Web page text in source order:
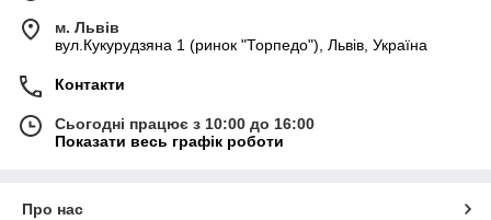
м. Львів
вул.Кукурудзяна 1 (ринок "Торпедо"), Львів, Україна
Контакти
Сьогодні працює з 10:00 до 16:00
Показати весь графік роботи
Про нас